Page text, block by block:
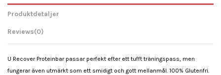
Produktdetaljer
Reviews(0)
U Recover Proteinbar passar perfekt efter ett tufft träningspass, men
fungerar även utmärkt som ett smidigt och gott mellanmål. 100% Glutenfri.